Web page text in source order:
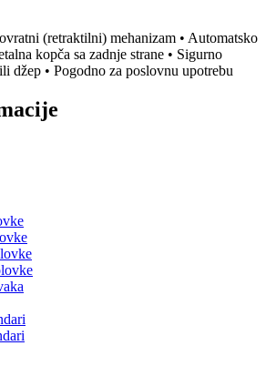
(retraktilni) mehanizam • Automatsko
kopča sa zadnje strane • Sigurno
džep • Pogodno za poslovnu upotrebu